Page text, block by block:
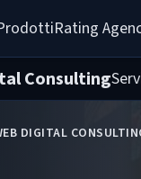
Rating
Consulting
DIGITAL